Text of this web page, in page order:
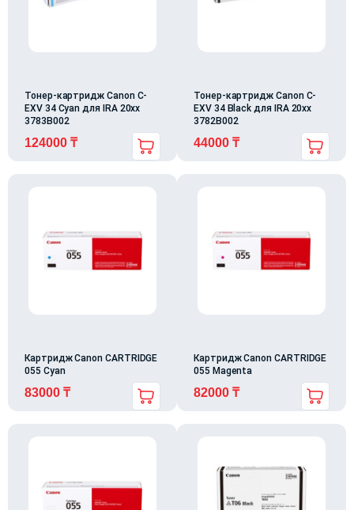
Тонер-картридж Canon C-
EXV 34 Cyan для IRA 20xx
3783B002
124000 ₸
Тонер-картридж Canon C-
EXV 34 Black для IRA 20xx
3782B002
44000 ₸
Картридж Canon CARTRIDGE
055 Cyan
83000 ₸
Картридж Canon CARTRIDGE
055 Magenta
82000 ₸